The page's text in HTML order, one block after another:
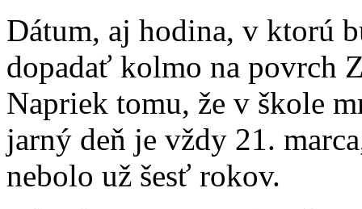
Dátum, aj hodina, v ktorú
dopadať kolmo na povrch
Napriek tomu, že v škole
jarný deň je vždy 21.
nebolo už šesť rokov.